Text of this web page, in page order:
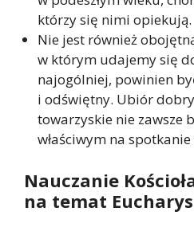
którzy się nimi opiekują.
Nie jest również
w którym udajemy się
najogólniej, powinien
i odświętny. Ubiór
towarzyskie nie zawsze
właściwym na
Nauczanie
na temat